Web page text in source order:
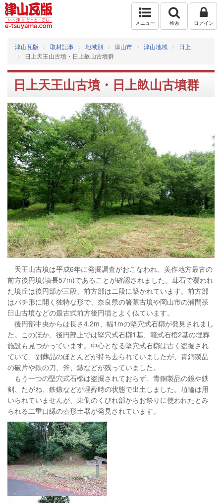
メニュー 検索 ログイン
津山瓦版 取材記事 地域別 津山市 津山地域
日上
日上天王山古墳・日上畝山古墳群
日上天王山古墳・日上畝山古墳群
天王山古墳は平成6年に発掘調査がおこなわれ、美作地方最古の
前方後円墳(墳長57m)であることが確認されました。茸石で覆われ
た墳丘は後円部が三段、前方部は二段に築かれています。前方部
はバチ形に開く独特な形で、奈良県の箸墓古墳や岡山市の浦間茶
臼山古墳などの最古式前方後円墳とよく似ています。
後円部中央からは長さ4.2m、幅1mの堅穴式石槨が発見されまし
た。このほか、後円部上では堅穴式石槨1基、箱式石棺2基の埋葬
施設も見つかっています。中心となる堅穴式石槨は古く盗掘され
ていて、副葬品のほとんどが持ち去られていましたが、青銅製品
の破片や鉄の刀、斧、鏃などが残っていました。
もう一つの堅穴式石槨は盗掘されておらず、青銅製品の鏡や鉄
剣、たがね、鉄鏃などが埋葬時の状態で出土しました。埴輪は用
いられていませんが、東側のくびれ部からお祭りに使われたとみ
られる二重口縁の壺形土器が発見されています。